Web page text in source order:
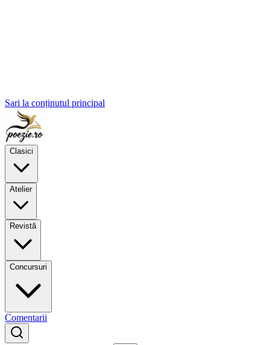
Sari la conținutul principal
Clasici
Atelier
Revistă
Concursuri
Comentarii